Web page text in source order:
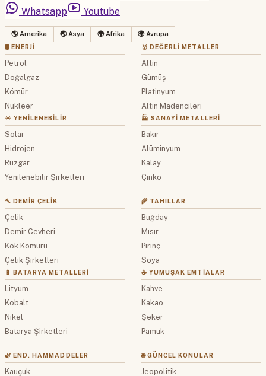
Whatsapp
Youtube
🌎 Amerika 🌏 Asya 🌍 Afrika 🌍 Avrupa
🛢 ENERJI
Petrol
Doğalgaz
Kömür
Nükleer
☀️ YENILENEBILIR
Solar
Hidrojen
Rüzgar
Yenilenebilir Şirketleri
🥇 DEĞERLI METALLER
Altın
Gümüş
Platinyum
Altın Madencileri
🏭 SANAYI METALLERI
Bakır
Alüminyum
Kalay
Çinko
🔨 DEMIR ÇELIK
Çelik
Demir Cevheri
Kok Kömürü
Çelik Şirketleri
🔋 BATARYA METALLERI
Lityum
Kobalt
Nikel
Batarya Şirketleri
🌾 TAHILLAR
Buğday
Mısır
Pirinç
Soya
☕ YUMUŞAK EMTIALAR
Kahve
Kakao
Şeker
Pamuk
🌿 END. HAMMADDELER
Kauçuk
🌐 GÜNCEL KONULAR
Jeopolitik